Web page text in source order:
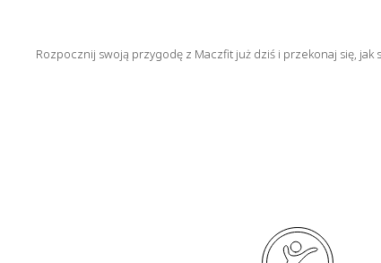
Rozpocznij swoją przygodę z Maczfit już dziś i przekonaj się,